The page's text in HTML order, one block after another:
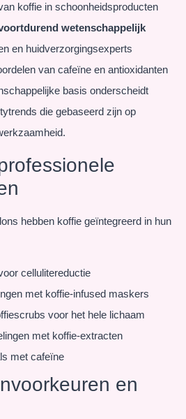
koffie in schoonheidsproducten
wetenschappelijk
en huidverzorgingsexperts
van cafeïne en antioxidanten
basis onderscheidt
die gebaseerd zijn op
hebben koffie geïntegreerd in hun
cellulitereductie
met koffie-infused maskers
voor het hele lichaam
met koffie-extracten
met cafeïne
en